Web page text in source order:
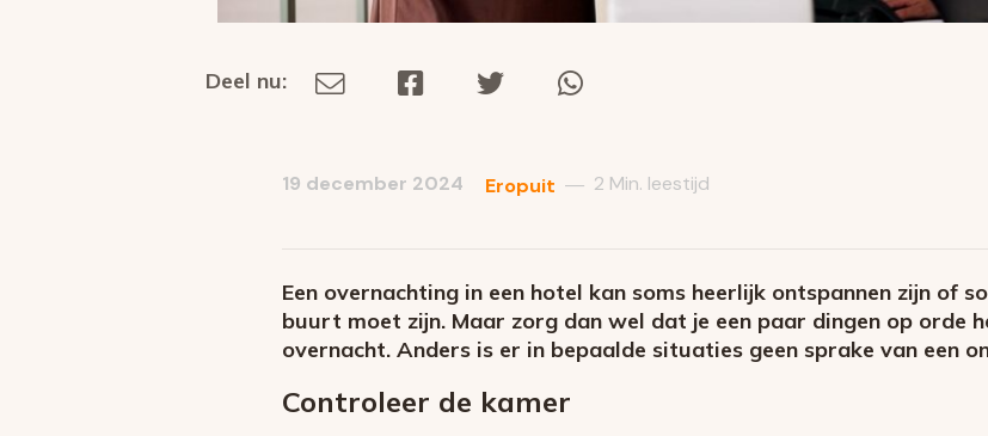
Deel
Deel nu:
mail
19 december 2024 Eropuit — 2 Min. leestijd
Een overnachting in een hotel kan soms heerlijk ontspannen zijn of
buurt moet zijn. Maar zorg dan wel dat je een paar dingen op orde
overnacht. Anders is er in bepaalde situaties geen sprake van een
Controleer de kamer